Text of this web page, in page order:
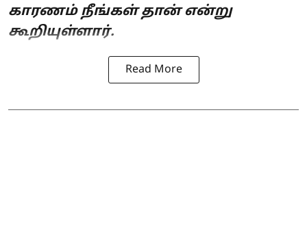
காரணம் நீங்கள் தான் என்று
கூறியுள்ளார்.
Read More